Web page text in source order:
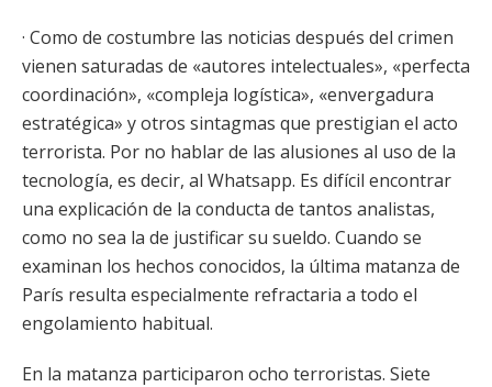
· Como de costumbre las noticias después del crimen
vienen saturadas de «autores intelectuales», «perfecta
coordinación», «compleja logística», «envergadura
estratégica» y otros sintagmas que prestigian el acto
terrorista. Por no hablar de las alusiones al uso de la
tecnología, es decir, al Whatsapp. Es difícil encontrar
una explicación de la conducta de tantos analistas,
como no sea la de justificar su sueldo. Cuando se
examinan los hechos conocidos, la última matanza de
París resulta especialmente refractaria a todo el
engolamiento habitual.
En la matanza participaron ocho terroristas. Siete